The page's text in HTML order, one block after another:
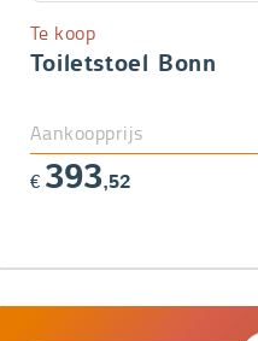
Toiletstoel Bonn
Te koop
Aankoopprijs
€ 393,52